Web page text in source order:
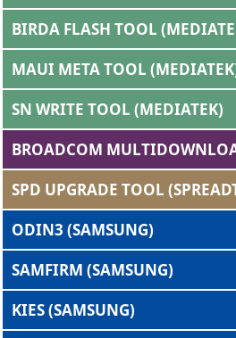
BIRDA FLASH TOOL
MAUI META TOOL
SN WRITE TOOL (MEDIATEK)
BROADCOM
SPD UPGRADE TOOL
ODIN3 (SAMSUNG)
SAMFIRM (SAMSUNG)
KIES (SAMSUNG)